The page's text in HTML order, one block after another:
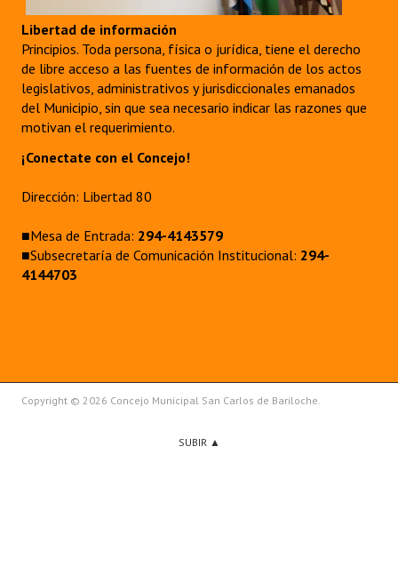
Libertad de información
Principios. Toda persona, física o jurídica, tiene el derecho
de libre acceso a las fuentes de información de los actos
legislativos, administrativos y jurisdiccionales emanados
del Municipio, sin que sea necesario indicar las razones que
motivan el requerimiento.
¡Conectate con el Concejo!
Dirección: Libertad 80
■Mesa de Entrada: 294-4143579
■Subsecretaría de Comunicación Institucional: 294-
4144703
Copyright © 2026 Concejo Municipal San Carlos de Bariloche.
SUBIR ▲